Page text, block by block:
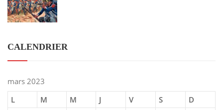
CALENDRIER
mars 2023
L
M M J V S
D